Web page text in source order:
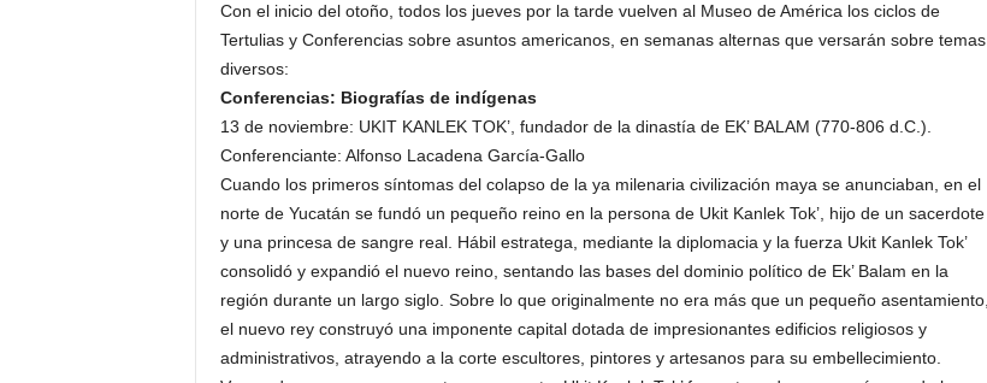
Con el inicio del otoño, todos los jueves por la tarde vuelven al Museo de América los ciclos de
Tertulias y Conferencias sobre asuntos americanos, en semanas alternas que versarán sobre temas
diversos:
Conferencias: Biografías de indígenas
13 de noviembre: UKIT KANLEK TOK’, fundador de la dinastía de EK’ BALAM (770-806 d.C.).
Conferenciante: Alfonso Lacadena García-Gallo
Cuando los primeros síntomas del colapso de la ya milenaria civilización maya se anunciaban, en el
norte de Yucatán se fundó un pequeño reino en la persona de Ukit Kanlek Tok’, hijo de un sacerdote
y una princesa de sangre real. Hábil estratega, mediante la diplomacia y la fuerza Ukit Kanlek Tok’
consolidó y expandió el nuevo reino, sentando las bases del dominio político de Ek’ Balam en la
región durante un largo siglo. Sobre lo que originalmente no era más que un pequeño asentamiento,
el nuevo rey construyó una imponente capital dotada de impresionantes edificios religiosos y
administrativos, atrayendo a la corte escultores, pintores y artesanos para su embellecimiento.